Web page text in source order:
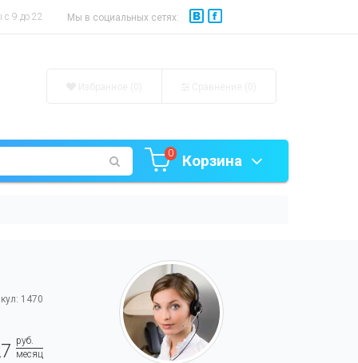
9 до 22 Мы в социальных сетях:
0 Корзина
1470
руб.
месяц